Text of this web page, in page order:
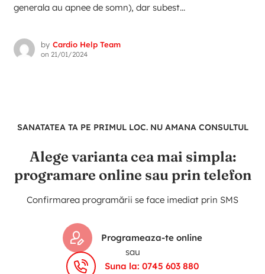
generala au apnee de somn), dar subest...
by Cardio Help Team
on 21/01/2024
SANATATEA TA PE PRIMUL LOC. NU AMANA CONSULTUL
Alege varianta cea mai simpla:
programare online sau prin telefon
Confirmarea programării se face imediat prin SMS
Programeaza-te online
sau
Suna la: 0745 603 880